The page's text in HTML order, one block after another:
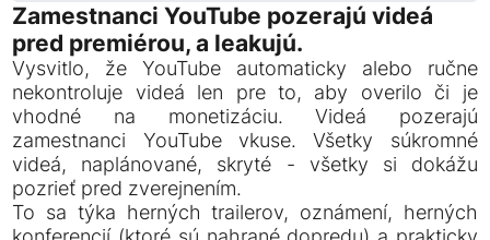
Zamestnanci YouTube pozerajú videá
pred premiérou, a leakujú.
Vysvitlo, že YouTube automaticky alebo ručne
nekontroluje videá len pre to, aby overilo či je
vhodné na monetizáciu. Videá pozerajú
zamestnanci YouTube vkuse. Všetky súkromné
videá, naplánované, skryté - všetky si dokážu
pozrieť pred zverejnením.
To sa týka herných trailerov, oznámení, herných